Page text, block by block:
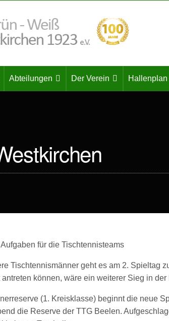
Abteilungen Der Verein Hallenplan
Aufgaben für die Tischtennisteams
Tischtennismänner geht es am 2. Spieltag
antreten können, wäre ein weiterer Sieg in
(1. Kreisklasse) beginnt die neue
die Reserve der TTG Beelen.